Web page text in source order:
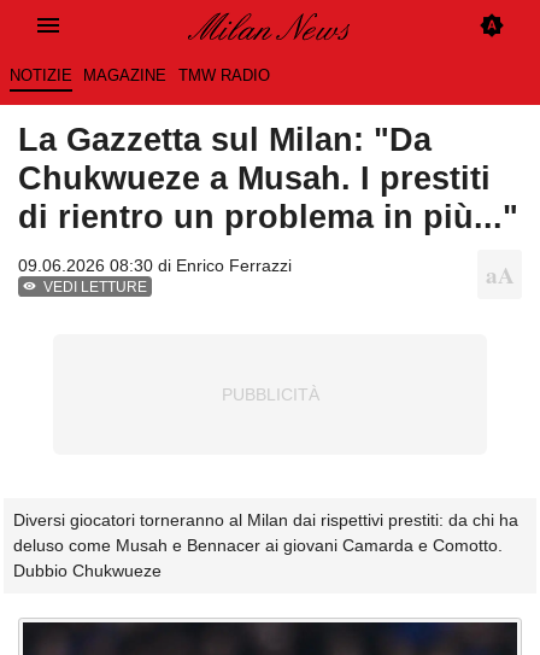
NOTIZIE MAGAZINE TMW RADIO
La Gazzetta sul Milan: "Da
Chukwueze a Musah. I prestiti
di rientro un problema in più..."
09.06.2026 08:30 di Enrico Ferrazzi
VEDI LETTURE
Diversi giocatori torneranno al Milan dai rispettivi prestiti: da chi ha
deluso come Musah e Bennacer ai giovani Camarda e Comotto.
Dubbio Chukwueze